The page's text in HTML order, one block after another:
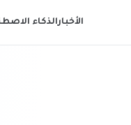
الأخبارالذكاء